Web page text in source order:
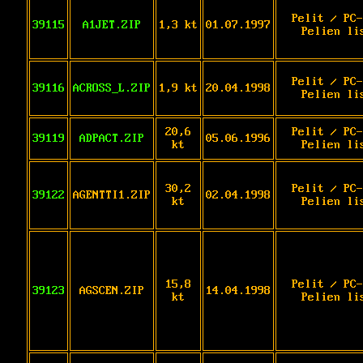
39115 A1JET.ZIP 1,3 kt 01.07.1997
Pelit /
Pelien
39116 ACROSS_L.ZIP 1,9 kt 20.04.1998
Pelit /
Pelien
39119 ADPACT.ZIP
20,6
kt
05.06.1996
Pelit /
Pelien
39122 AGENTTI1.ZIP
30,2
kt
02.04.1998
Pelit /
Pelien
39123 AGSCEN.ZIP
15,8
kt
14.04.1998
Pelit /
Pelien